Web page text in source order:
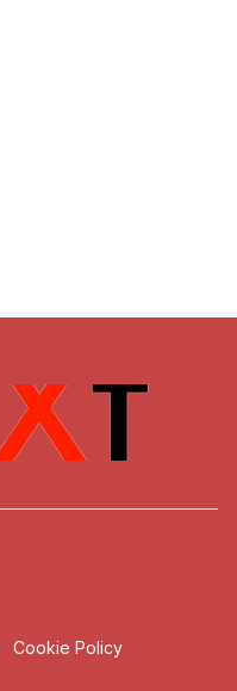
Cookie Policy